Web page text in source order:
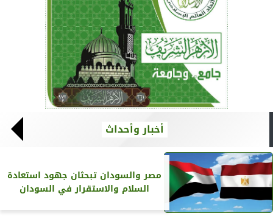
أخبار وأحداث
مصر والسودان تبحثان جهود استعادة
السلام والاستقرار في السودان